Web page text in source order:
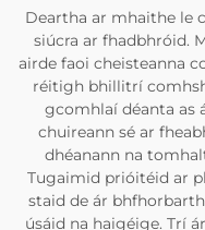
Deartha ar mhaithe le
siúcra ar fhadbhróid.
airde faoi cheisteanna
réitigh bhillitrí
gcomhlaí déanta as
chuireann sé ar
dhéanann na
Tugaimid prióitéid ar
staid de ár
úsáid na haigéige. Trí